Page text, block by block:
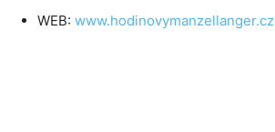
WEB: www.hodinovymanzellanger.cz